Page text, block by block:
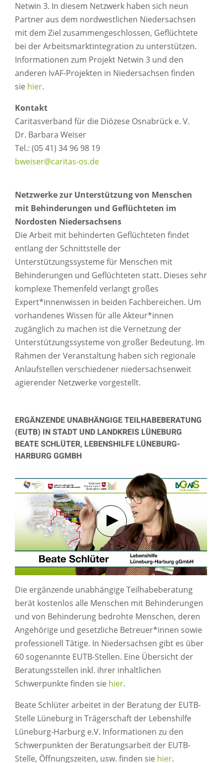
Netwin 3. In diesem Netzwerk haben sich neun
Partner aus dem nordwestlichen Niedersachsen
mit dem Ziel zusammengeschlossen, Geflüchtete
bei der Arbeitsmarktintegration zu unterstützen.
Informationen zum Projekt Netwin 3 und den
anderen IvAF-Projekten in Niedersachsen finden
sie hier.
Kontakt
Caritasverband für die Diözese Osnabrück e. V.
Dr. Barbara Weiser
Tel.: (05 41) 34 96 98 19
bweiser@caritas-os.de
Netzwerke zur Unterstützung von Menschen
mit Behinderungen und Geflüchteten im
Nordosten Niedersachsens
Die Arbeit mit behinderten Geflüchteten findet
entlang der Schnittstelle der
Unterstützungssysteme für Menschen mit
Behinderungen und Geflüchteten statt. Dieses sehr
komplexe Themenfeld verlangt großes
Expert*innenwissen in beiden Fachbereichen. Um
vorhandenes Wissen für alle Akteur*innen
zugänglich zu machen ist die Vernetzung der
Unterstützungssysteme von großer Bedeutung. Im
Rahmen der Veranstaltung haben sich regionale
Anlaufstellen verschiedener niedersachsenweit
agierender Netzwerke vorgestellt.
ERGÄNZENDE UNABHÄNGIGE TEILHABEBERATUNG
(EUTB) IN STADT UND LANDKREIS LÜNEBURG
BEATE SCHLÜTER, LEBENSHILFE LÜNEBURG-
HARBURG GGMBH
Verbindung mit Youtube
Die ergänzende unabhängige Teilhabeberatung
berät kostenlos alle Menschen mit Behinderungen
und von Behinderung bedrohte Menschen, deren
Angehörige und gesetzliche Betreuer*innen sowie
professionell Tätige. In Niedersachsen gibt es über
60 sogenannte EUTB-Stellen. Eine Übersicht der
Beratungsstellen inkl. ihrer inhaltlichen
Schwerpunkte finden sie hier.
Beate Schlüter arbeitet in der Beratung der EUTB-
Stelle Lüneburg in Trägerschaft der Lebenshilfe
Lüneburg-Harburg e.V. Informationen zu den
Schwerpunkten der Beratungsarbeit der EUTB-
Stelle, Öffnungszeiten, usw. finden sie hier.